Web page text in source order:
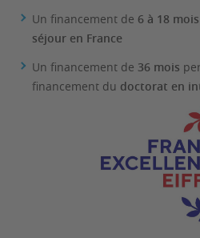
Un financement de 6 à 18 mois
séjour en France
Un financement de 36 mois
financement du doctorat en